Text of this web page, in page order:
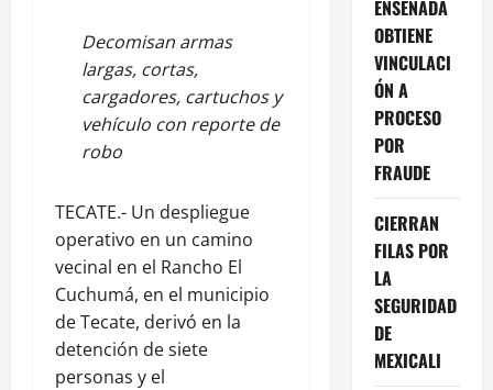
Decomisan armas
largas, cortas,
cargadores, cartuchos y
vehículo con reporte de
robo
TECATE.- Un despliegue
operativo en un camino
vecinal en el Rancho El
Cuchumá, en el municipio
de Tecate, derivó en la
detención de siete
personas y el
ENSENADA
OBTIENE
VINCULACI
ÓN A
PROCESO
POR
FRAUDE
CIERRAN
FILAS POR
LA
SEGURIDAD
DE
MEXICALI